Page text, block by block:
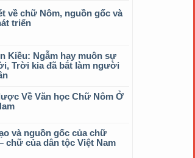
về chữ Nôm, nguồn gốc và
triển
Kiều: Ngẫm hay muôn sự
Trời kia đã bắt làm người
Về Văn học Chữ Nôm Ở
và nguồn gốc của chữ
chữ của dân tộc Việt Nam